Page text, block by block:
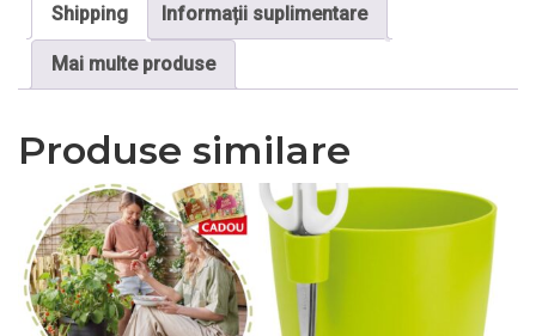
Shipping Informații suplimentare
Mai multe produse
Produse similare